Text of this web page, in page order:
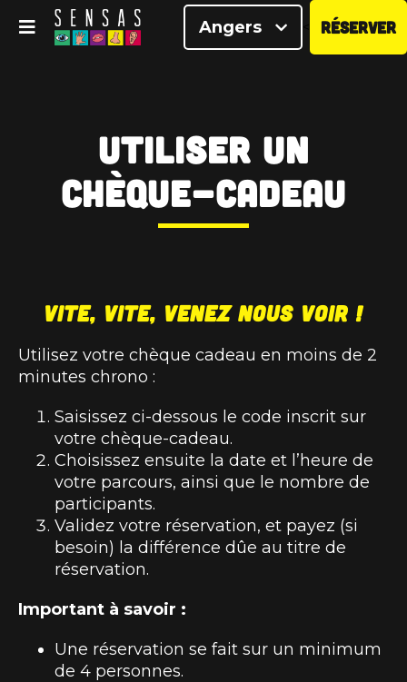
Angers RÉSERVER
Utiliser un
chèque-cadeau
Vite, vite, venez nous voir !
Utilisez votre chèque cadeau en moins de 2
minutes chrono :
Saisissez ci-dessous le code inscrit sur
votre chèque-cadeau.
Choisissez ensuite la date et l’heure de
votre parcours, ainsi que le nombre de
participants.
Validez votre réservation, et payez (si
besoin) la différence dûe au titre de
réservation.
Important à savoir :
Une réservation se fait sur un minimum
de 4 personnes.